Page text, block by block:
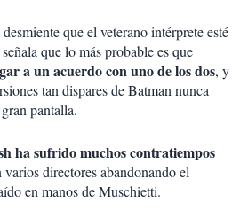
que el veterano intérprete esté
que lo más probable es que
a un acuerdo con uno de los dos, y
tan dispares de Batman nunca
pantalla.
ha sufrido muchos contratiempos
directores abandonando el
en manos de Muschietti.